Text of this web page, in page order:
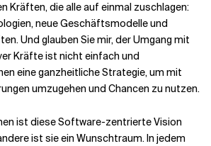
Kräften, die alle auf einmal zuschlagen:
neue Geschäftsmodelle und
. Und glauben Sie mir, der Umgang mit
Kräfte ist nicht einfach und
eine ganzheitliche Strategie, um mit
umzugehen und Chancen zu nutzen.
ist diese Software-zentrierte Vision
ist sie ein Wunschtraum. In jedem